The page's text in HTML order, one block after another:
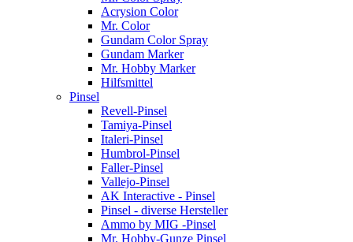
Acrysion Color
Mr. Color
Gundam Color Spray
Gundam Marker
Mr. Hobby Marker
Hilfsmittel
Pinsel
Revell-Pinsel
Tamiya-Pinsel
Italeri-Pinsel
Humbrol-Pinsel
Faller-Pinsel
Vallejo-Pinsel
AK Interactive - Pinsel
Pinsel - diverse Hersteller
Ammo by MIG -Pinsel
Mr. Hobby-Gunze Pinsel